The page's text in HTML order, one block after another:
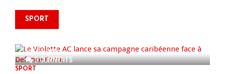
SPORT
0 COMMENTS
Le Violette AC lance sa campagne
AUG 04, 2026
SPORT